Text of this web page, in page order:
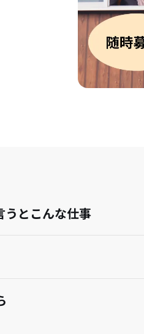
うとこんな仕事